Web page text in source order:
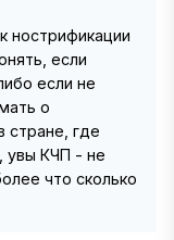
нострификации
если
если не
о
стране, где
увы КЧП - не
что сколько